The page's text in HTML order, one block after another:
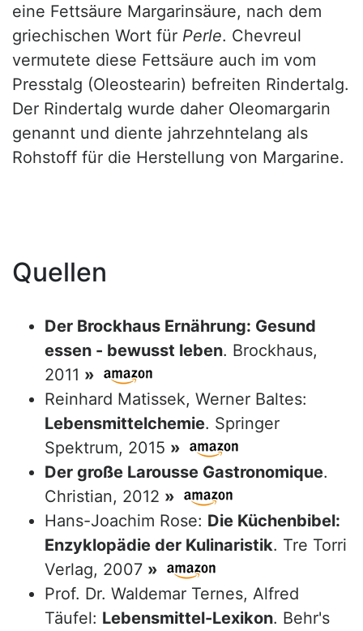
eine Fettsäure Margarinsäure, nach dem
griechischen Wort für Perle. Chevreul
vermutete diese Fettsäure auch im vom
Presstalg (Oleostearin) befreiten Rindertalg.
Der Rindertalg wurde daher Oleomargarin
genannt und diente jahrzehntelang als
Rohstoff für die Herstellung von Margarine.
Quellen
Der Brockhaus Ernährung: Gesund
essen - bewusst leben. Brockhaus,
2011 »
Reinhard Matissek, Werner Baltes:
Lebensmittelchemie. Springer
Spektrum, 2015 »
Der große Larousse Gastronomique.
Christian, 2012 »
Hans-Joachim Rose: Die Küchenbibel:
Enzyklopädie der Kulinaristik. Tre Torri
Verlag, 2007 »
Prof. Dr. Waldemar Ternes, Alfred
Täufel: Lebensmittel-Lexikon. Behr's